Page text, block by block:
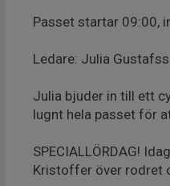
Passet startar 09:00,
Ledare: Julia
Julia bjuder in till ett
lugnt hela passet för
SPECIALLÖRDAG!
Kristoffer över rodret